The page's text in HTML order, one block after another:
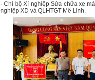
- Chi bộ Xí nghiệp Sửa chữa xe
nghiệp XD và QLHTGT Mê Linh.